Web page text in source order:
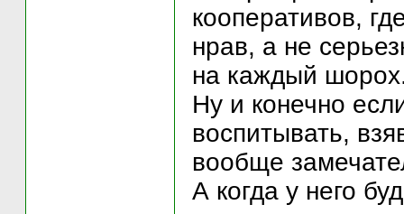
кооперативов,
нрав, а не
на каждый
Ну и конечно
воспитывать,
вообще
А когда у него